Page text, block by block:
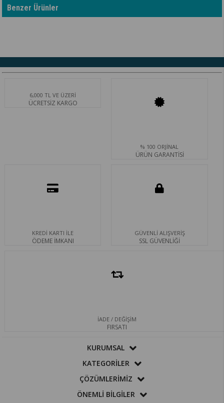
Benzer Ürünler
6,000 TL VE ÜZERİ
ÜCRETSİZ KARGO
% 100 ORJİNAL
ÜRÜN GARANTİSİ
KREDİ KARTI İLE
ÖDEME İMKANI
GÜVENLİ ALIŞVERİŞ
SSL GÜVENLİĞİ
İADE / DEĞİŞİM
FIRSATI
KURUMSAL
KATEGORİLER
ÇÖZÜMLERİMİZ
ÖNEMLİ BİLGİLER